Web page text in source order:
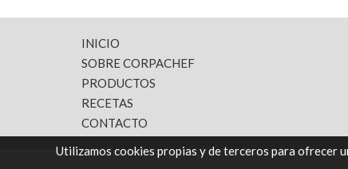
INICIO
SOBRE CORPACHEF
PRODUCTOS
RECETAS
CONTACTO
Utilizamos cookies propias y de terceros para ofrecer